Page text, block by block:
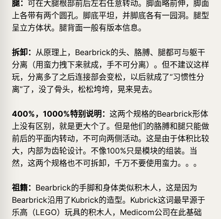
腿： 可在大腿根部前后左右任意转动。脚面略前伸，脚面
上各带有两个圆孔。脚底平坦，并脚底各有一园洞。腿型
呈立方体状。腿背面一般有版本信息。
拆卸： 从原理上，Bearbrick的头、胳膊、腿都可与躯干
分离（用蛮力拽下来就成，手不可分离）。但不建议这样
玩，分离多了之后连接部会变松，以后就成了“习惯性分
离”了，没了骨头，松松垮垮，晃来晃去。
400%，1000%特别说明： 这两个规格的Bearbrick形体
上没有区别，就是更大个了。但是他们的胳膊和腿只能做
前后的平面内转动，不可向两侧活动。这是由于体积比较
大，内部为齿轮设计。不像100%只是模块的组装。当
然，这两个规格也不可拆卸，千万不要使用蛮力。。。
祖籍： Bearbrick的手脚和身体类似积木人，这是因为
Bearbrick沿用了Kubrick的造型。Kubrick这词最早源于
乐高（LEGO）玩具的积木人，Medicom公司在此基础